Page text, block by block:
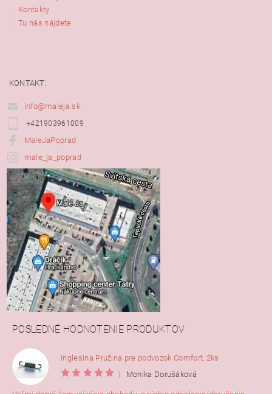
Kontakty
Tu nás nájdete
KONTAKT:
info@maleja.sk
+421903961009
MaleJaPoprad
male_ja_poprad
POSLEDNÉ HODNOTENIE PRODUKTOV
Inglesina Pružina pre podvozok Comfort, 2ks
|
Monika Dorušáková